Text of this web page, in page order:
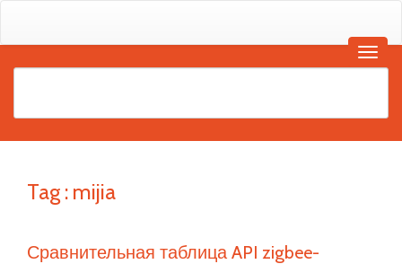
Tag : mijia
Сравнительная таблица API zigbee-